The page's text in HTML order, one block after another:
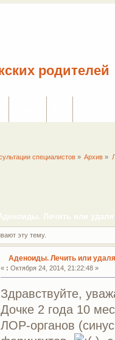
специалистов » Архив »
Лечить или
эту тему.
Аденоиды. Лечить или
« : Октября 24, 2014, 21:22:48 »
Здравствуйте,
Дочке 2 года 10
ЛОР-органов